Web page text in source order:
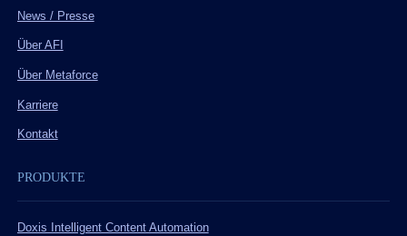
News / Presse
Über AFI
Über Metaforce
Karriere
Kontakt
PRODUKTE
Doxis Intelligent Content Automation